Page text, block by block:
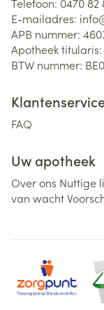
E-mailadres:
APB nummer:
Apotheek titularis:
BTW nummer:
FAQ
Uw apotheek
Over ons Nuttige
van wacht